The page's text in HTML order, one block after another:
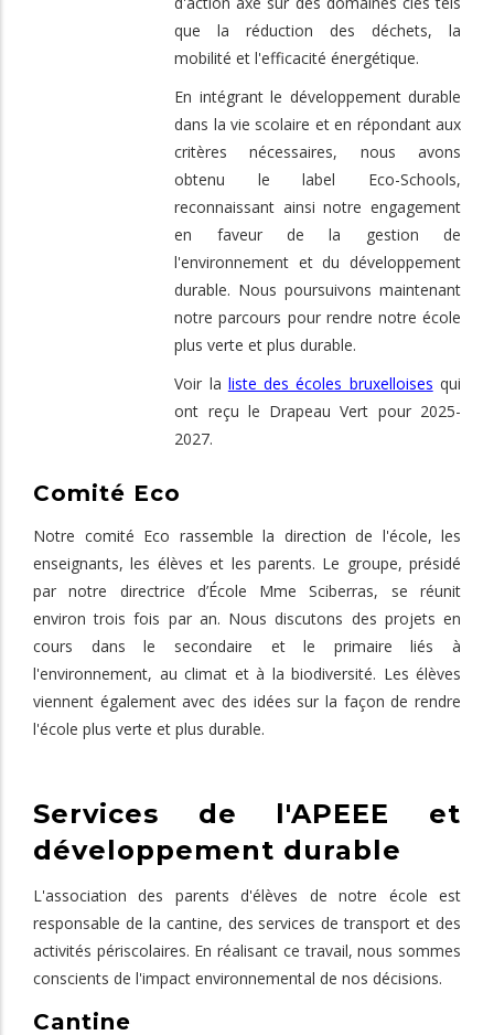
que la réduction des déchets, la
mobilité et l'efficacité énergétique.
En intégrant le développement durable
dans la vie scolaire et en répondant aux
critères nécessaires, nous avons
obtenu le label Eco-Schools,
reconnaissant ainsi notre engagement
en faveur de la gestion de
l'environnement et du développement
durable. Nous poursuivons maintenant
notre parcours pour rendre notre école
plus verte et plus durable.
Voir la liste des écoles bruxelloises qui
ont reçu le Drapeau Vert pour 2025-
2027.
Comité Eco
Notre comité Eco rassemble la direction de l'école, les
enseignants, les élèves et les parents. Le groupe, présidé
par notre directrice d’École Mme Sciberras, se réunit
environ trois fois par an. Nous discutons des projets en
cours dans le secondaire et le primaire liés à
l'environnement, au climat et à la biodiversité. Les élèves
viennent également avec des idées sur la façon de rendre
l'école plus verte et plus durable.
Services de l'APEEE et
développement durable
L'association des parents d'élèves de notre école est
responsable de la cantine, des services de transport et des
activités périscolaires. En réalisant ce travail, nous sommes
conscients de l'impact environnemental de nos décisions.
Cantine